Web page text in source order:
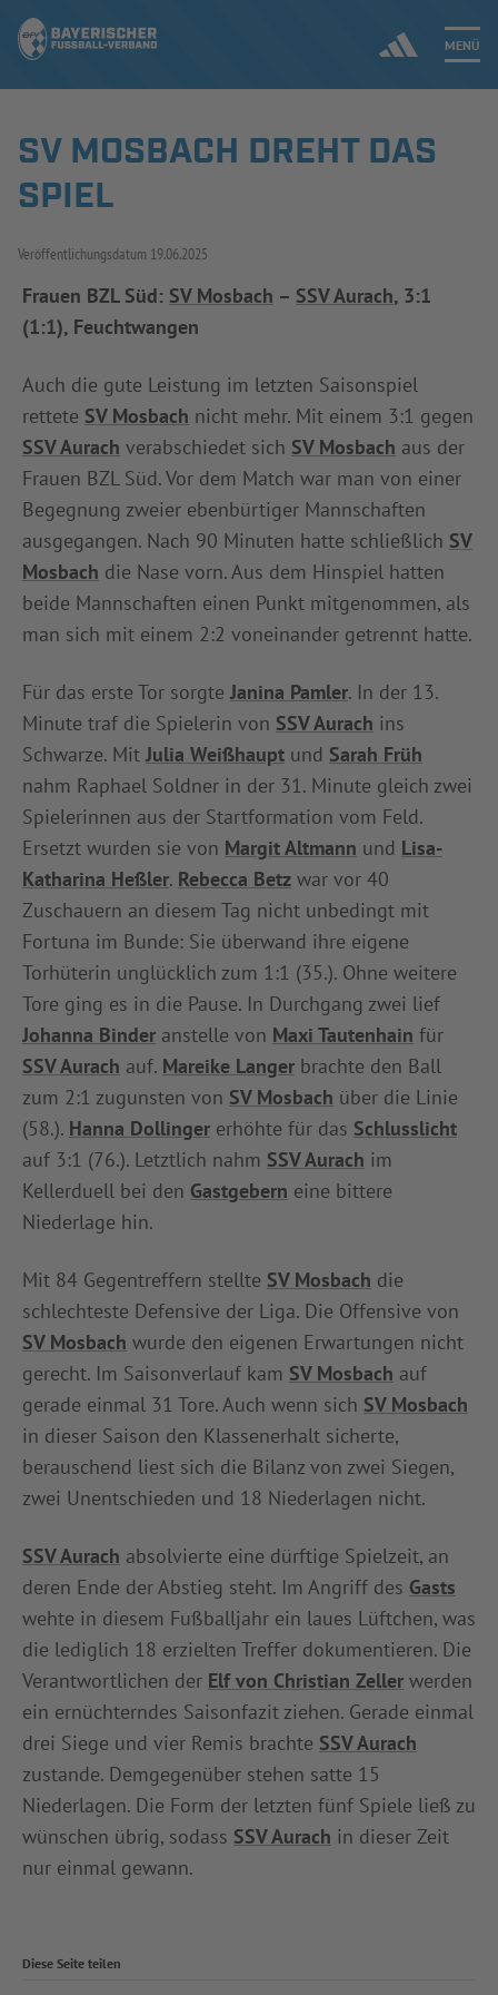
MENÜ
Jetzt einloggen
SPIELBETRIEB & VERBANDSLEBEN
AUSBILDUNG & FÖRDERUNG
DER VERBAND
SPIELPLUS
SV MOSBACH DREHT DAS
SPIEL
Veröffentlichungsdatum 19.06.2025
Frauen BZL Süd: SV Mosbach – SSV Aurach, 3:1
(1:1), Feuchtwangen
Auch die gute Leistung im letzten Saisonspiel
rettete SV Mosbach nicht mehr. Mit einem 3:1 gegen
SSV Aurach verabschiedet sich SV Mosbach aus der
Frauen BZL Süd. Vor dem Match war man von einer
Begegnung zweier ebenbürtiger Mannschaften
ausgegangen. Nach 90 Minuten hatte schließlich SV
Mosbach die Nase vorn. Aus dem Hinspiel hatten
beide Mannschaften einen Punkt mitgenommen, als
man sich mit einem 2:2 voneinander getrennt hatte.
Für das erste Tor sorgte Janina Pamler. In der 13.
Minute traf die Spielerin von SSV Aurach ins
Schwarze. Mit Julia Weißhaupt und Sarah Früh
nahm Raphael Soldner in der 31. Minute gleich zwei
Spielerinnen aus der Startformation vom Feld.
Ersetzt wurden sie von Margit Altmann und Lisa-
Katharina Heßler. Rebecca Betz war vor 40
Zuschauern an diesem Tag nicht unbedingt mit
Fortuna im Bunde: Sie überwand ihre eigene
Torhüterin unglücklich zum 1:1 (35.). Ohne weitere
Tore ging es in die Pause. In Durchgang zwei lief
Johanna Binder anstelle von Maxi Tautenhain für
SSV Aurach auf. Mareike Langer brachte den Ball
zum 2:1 zugunsten von SV Mosbach über die Linie
(58.). Hanna Dollinger erhöhte für das Schlusslicht
auf 3:1 (76.). Letztlich nahm SSV Aurach im
Kellerduell bei den Gastgebern eine bittere
Niederlage hin.
Mit 84 Gegentreffern stellte SV Mosbach die
schlechteste Defensive der Liga. Die Offensive von
SV Mosbach wurde den eigenen Erwartungen nicht
gerecht. Im Saisonverlauf kam SV Mosbach auf
gerade einmal 31 Tore. Auch wenn sich SV Mosbach
in dieser Saison den Klassenerhalt sicherte,
berauschend liest sich die Bilanz von zwei Siegen,
zwei Unentschieden und 18 Niederlagen nicht.
SSV Aurach absolvierte eine dürftige Spielzeit, an
deren Ende der Abstieg steht. Im Angriff des Gasts
wehte in diesem Fußballjahr ein laues Lüftchen, was
die lediglich 18 erzielten Treffer dokumentieren. Die
Verantwortlichen der Elf von Christian Zeller werden
ein ernüchterndes Saisonfazit ziehen. Gerade einmal
drei Siege und vier Remis brachte SSV Aurach
zustande. Demgegenüber stehen satte 15
Niederlagen. Die Form der letzten fünf Spiele ließ zu
wünschen übrig, sodass SSV Aurach in dieser Zeit
nur einmal gewann.
Diese Seite teilen